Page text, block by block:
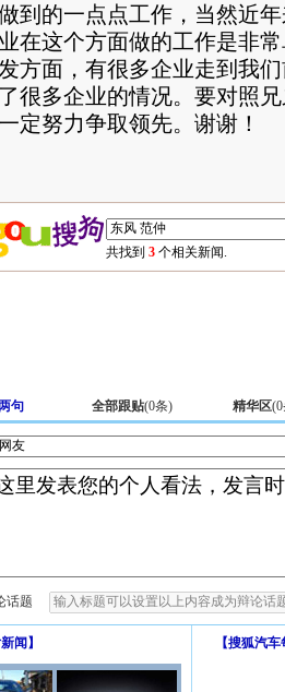
到的一点点工作，当然近
在这个方面做的工作是非
方面，有很多企业走到我
很多企业的情况。要对照
定努力争取领先。谢谢！
共找到 3 个相关新闻.
句 全部跟贴(0条) 精华区(0
话题
闻 】 【搜狐汽车